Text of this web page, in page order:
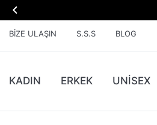

BIZE ULAŞIN S.S.S BLOG
KADIN ERKEK UNİSEX